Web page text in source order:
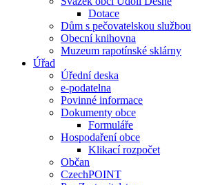
Dotace
Dům s pečovatelskou službou
Obecní knihovna
Muzeum rapotínské sklárny
Úřad
Úřední deska
e-podatelna
Povinné informace
Dokumenty obce
Formuláře
Hospodaření obce
Klikací rozpočet
Občan
CzechPOINT